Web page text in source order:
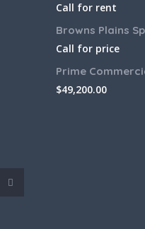
Call for rent
Call for price
$49,200.00